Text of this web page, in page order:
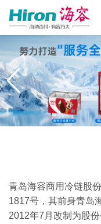
青岛海容商用冷链股
1817号，其前身青岛
2012年7月改制为股